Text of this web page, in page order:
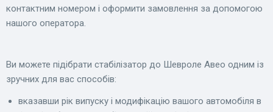
контактним номером і оформити замовлення за допомогою
нашого оператора.
Ви можете підібрати стабілізатор до Шевроле Авео одним із
зручних для вас способів:
вказавши рік випуску і модифікацію вашого автомобіля в